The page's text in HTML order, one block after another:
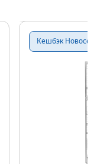
Кешбэк